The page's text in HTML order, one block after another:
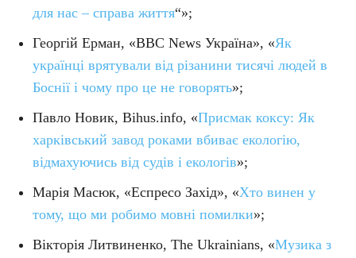
для нас – справа життя“»;
Георгій Ерман, «BBC News Україна», «Як
українці врятували від різанини тисячі людей в
Боснії і чому про це не говорять»;
Павло Новик, Bihus.info, «Присмак коксу: Як
харківський завод роками вбиває екологію,
відмахуючись від судів і екологів»;
Марія Масюк, «Еспресо Захід», «Хто винен у
тому, що ми робимо мовні помилки»;
Вікторія Литвиненко, The Ukrainians, «Музика з